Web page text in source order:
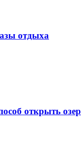
отдыха
открыть